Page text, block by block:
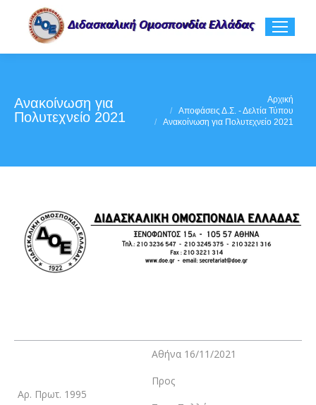
Ανακοίνωση για
Πολυτεχνείο 2021
Αρχική
Αποφάσεις Δ.Σ. - Δελτία Τύπου
Ανακοίνωση για Πολυτεχνείο 2021
Αρ. Πρωτ. 1995
Αθήνα 16/11/2021
Προς